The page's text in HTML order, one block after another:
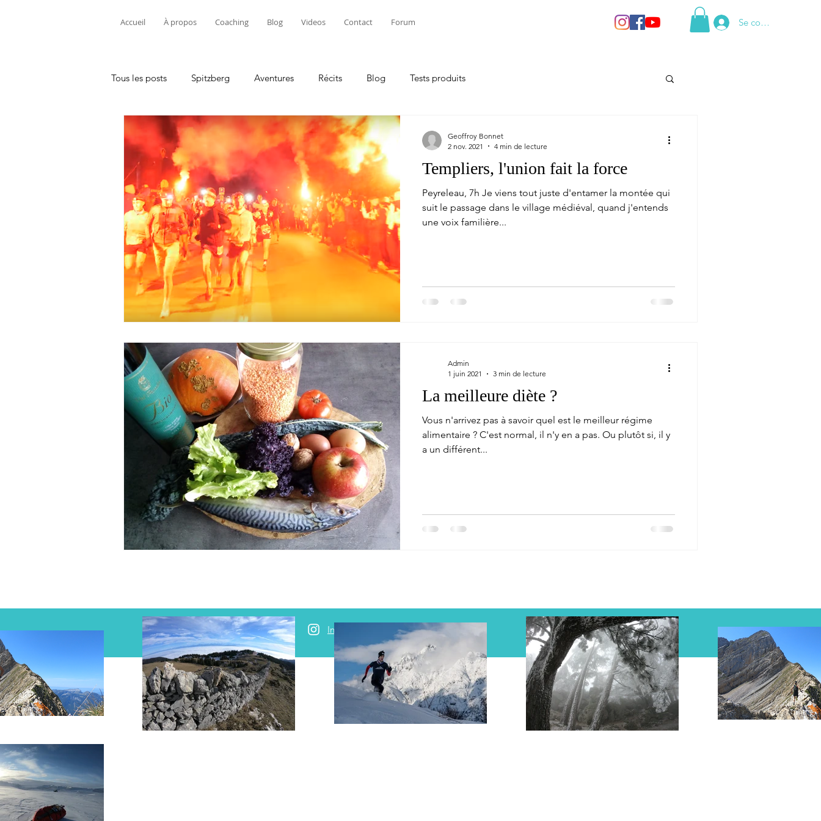
Accueil À propos Coaching Blog Videos Contact Forum Se connecter
Tous les posts Spitzberg Aventures Récits Blog Tests produits
Templiers, l'union fait la force
Peyreleau, 7h Je viens tout juste d'entamer la montée qui
suit le passage dans le village médiéval, quand j'entends
une voix familière...
Geoffroy Bonnet
2 nov. 2021
4 min de lecture
La meilleure diète ?
Vous n'arrivez pas à savoir quel est le meilleur régime
alimentaire ? C'est normal, il n'y en a pas. Ou plutôt si, il y
a un différent...
Admin
1 juin 2021
3 min de lecture
Facebook Instagram